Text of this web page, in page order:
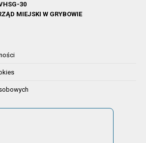
30
MIEJSKI W GRYBOWIE